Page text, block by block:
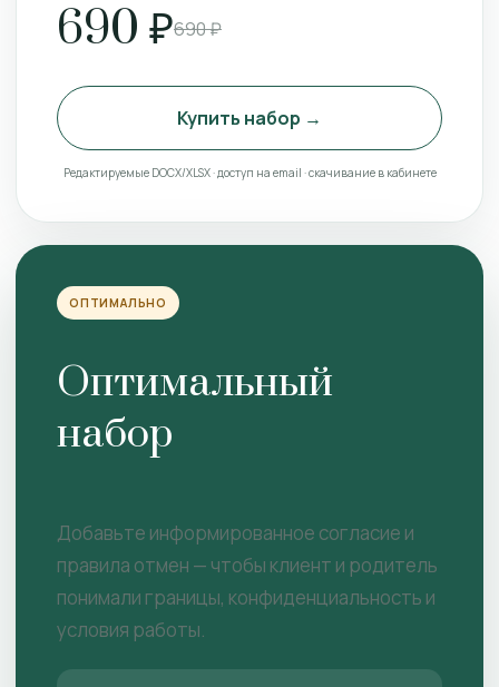
690 ₽690 ₽
Купить набор →
Редактируемые DOCX/XLSX · доступ на email · скачивание в кабинете
ОПТИМАЛЬНО
Оптимальный
набор
Добавьте информированное согласие и
правила отмен — чтобы клиент и родитель
понимали границы, конфиденциальность и
условия работы.